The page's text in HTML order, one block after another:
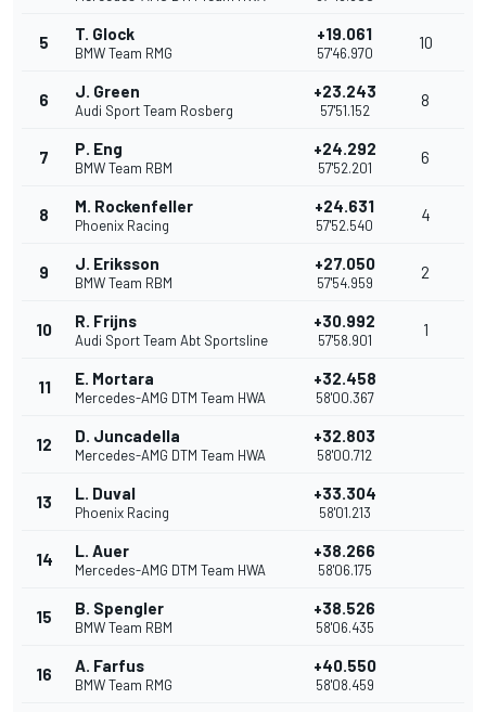
5 T. Glock
BMW Team RMG
+19.061
57'46.970
10
6 J. Green
Audi Sport Team Rosberg
+23.243
57'51.152
8
7 P. Eng
BMW Team RBM
+24.292
57'52.201
6
8 M. Rockenfeller
Phoenix Racing
+24.631
57'52.540
4
9 J. Eriksson
BMW Team RBM
+27.050
57'54.959
2
10 R. Frijns
Audi Sport Team Abt Sportsline
+30.992
57'58.901
1
11 E. Mortara
Mercedes-AMG DTM Team HWA
+32.458
58'00.367
12 D. Juncadella
Mercedes-AMG DTM Team HWA
+32.803
58'00.712
13 L. Duval
Phoenix Racing
+33.304
58'01.213
14 L. Auer
Mercedes-AMG DTM Team HWA
+38.266
58'06.175
15 B. Spengler
BMW Team RBM
+38.526
58'06.435
16 A. Farfus
BMW Team RMG
+40.550
58'08.459